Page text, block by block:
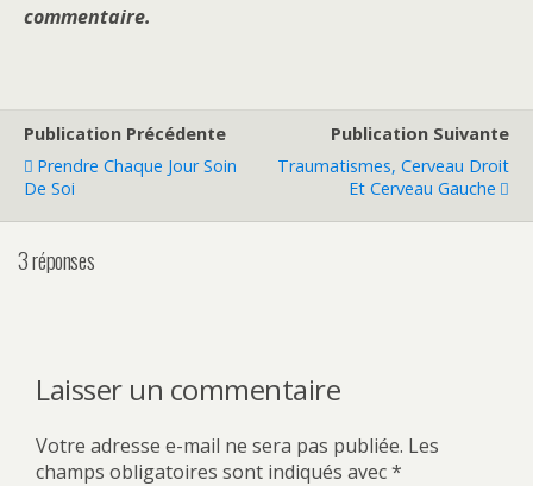
commentaire.
Publication Précédente
Prendre Chaque Jour Soin
De Soi
Publication Suivante
Traumatismes, Cerveau Droit
Et Cerveau Gauche
3 réponses
Laisser un commentaire
Votre adresse e-mail ne sera pas publiée. Les
champs obligatoires sont indiqués avec*